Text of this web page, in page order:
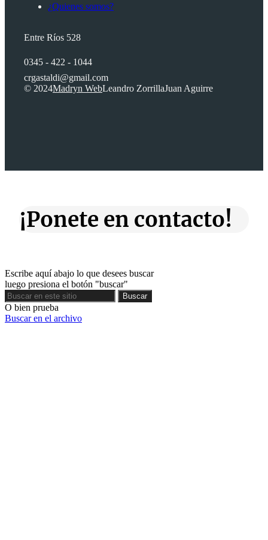
¿Quienes somos?
Entre Ríos 528
0345 - 422 - 1044
crgastaldi@gmail.com
© 2024Madryn WebLeandro ZorrillaJuan Aguirre
¡Ponete en contacto!
Escribe aquí abajo lo que desees buscar
luego presiona el botón "buscar"
Buscar
Buscar
O bien prueba
Buscar en el archivo